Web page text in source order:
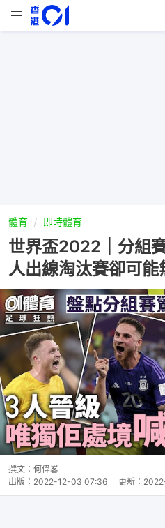
體育 即時體育
世界盃2022｜分組
人出線淘汰賽卻可能
撰文： 何偉畧
出版： 2022-12-03 07:36 更新：